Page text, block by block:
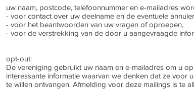
uw naam, postcode, telefoonnummer en e-mailadres
- voor contact over uw deelname en de eventuele
- voor het beantwoorden van uw vragen of oproepen,
- voor de verstrekking van de door u aangevraagde
opt-out:
De vereniging gebruikt uw naam en e-mailadres om u
interessante informatie waarvan we denken dat ze voor
te willen ontvangen. Afmelding voor deze mailings is te